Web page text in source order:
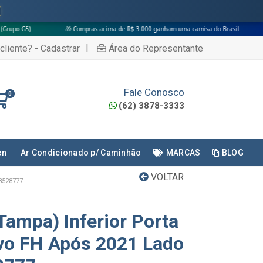
🎁 Compras acima de R$ 3.000 ganham uma camisa do Brasil
- Cadastrar | Área do Representante
0 Fale Conosco
(62) 3878-3333
Ar Condicionado p/ Caminhão MARCAS BLOG
VOLTAR
Inferior Porta
FH Após 2021 Lado